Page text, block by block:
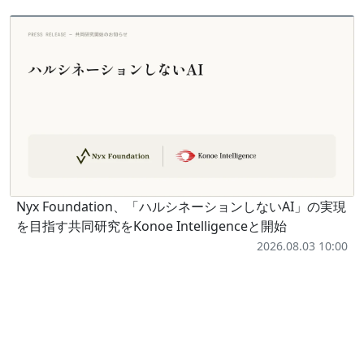
Nyx Foundation、「ハルシネーションしないAI」の実現
を目指す共同研究をKonoe Intelligenceと開始
2026.08.03 10:00